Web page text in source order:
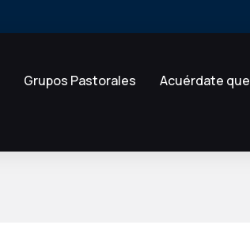
Grupos Pastorales Acuérdate que